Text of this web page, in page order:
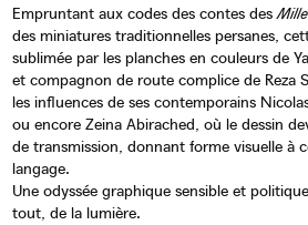
Empruntant aux codes des contes des
des miniatures traditionnelles persanes,
sublimée par les planches en couleurs de
et compagnon de route complice de Reza
les influences de ses contemporains
ou encore Zeina Abirached, où le dessin
de transmission, donnant forme visuelle à
langage.
Une odyssée graphique sensible et
tout, de la lumière.